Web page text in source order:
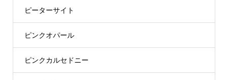
ピーターサイト
ピンクオパール
ピンクカルセドニー